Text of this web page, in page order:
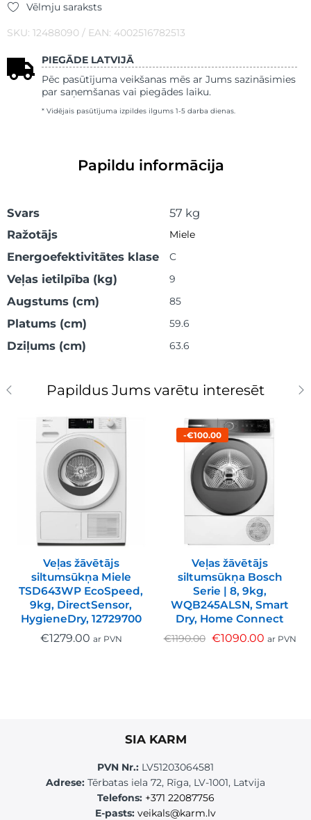
Vēlmju saraksts
SKU: 12488090 / EAN: 4002516782513
PIEGĀDE LATVIJĀ
Pēc pasūtījuma veikšanas mēs ar Jums sazināsimies
par saņemšanas vai piegādes laiku.
* Vidējais pasūtījuma izpildes ilgums 1-5 darba dienas.
Papildu informācija
Svars
57 kg
Ražotājs
Miele
Energoefektivitātes klase C
Veļas ietilpība (kg) 9
Augstums (cm) 85
Platums (cm) 59.6
Dziļums (cm) 63.6
Papildus Jums varētu interesēt
Veļas žāvētājs
siltumsūkņa Miele
TSD643WP EcoSpeed,
9kg, DirectSensor,
HygieneDry, 12729700
€1279.00 ar PVN
-€100.00
Veļas žāvētājs
siltumsūkņa Bosch
Serie | 8, 9kg,
WQB245ALSN, Smart
Dry, Home Connect
€1190.00 €1090.00 ar PVN
SIA KARM
PVN Nr.: LV51203064581
Adrese: Tērbatas iela 72, Rīga, LV-1001, Latvija
Telefons: +371 22087756
E-pasts: veikals@karm.lv